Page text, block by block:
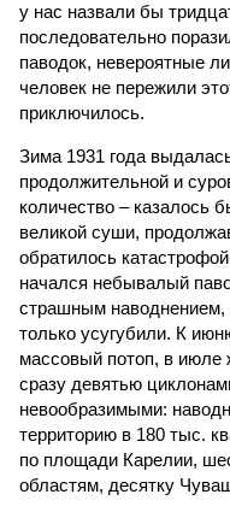
у нас назвали бы
последовательно
паводок, невероятные
человек не пережили
приключилось.
Зима 1931 года
продолжительной и
количество – казалось
великой суши,
обратилось
начался небывалый
страшным наводнением,
только усугубили. К
массовый потоп, в июле
сразу девятью
невообразимыми:
территорию в 180 тыс.
по площади Карелии,
областям, десятку